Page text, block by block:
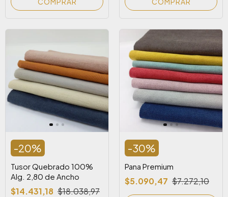
-20%
Tusor Quebrado 100%
Alg. 2,80 de Ancho
$14.431,18 $18.038,97
-30%
Pana Premium
$5.090,47 $7.272,10